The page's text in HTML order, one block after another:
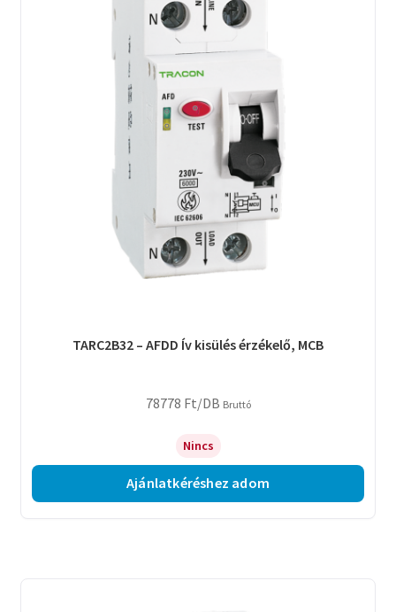
TARC2B32 – AFDD Ív kisülés érzékelő, MCB
78778 Ft/DB Bruttó
Nincs
Ajánlatkéréshez adom